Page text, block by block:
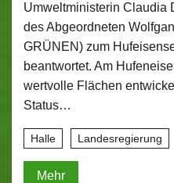
Umweltministerin Claudia
des Abgeordneten
GRÜNEN) zum
beantwortet. Am
wertvolle Flächen
Status…
Halle Landesregierung
Mehr